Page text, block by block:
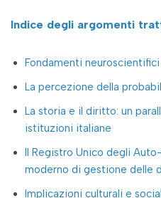
Indice degli argomenti
Fondamenti
La percezione della
La storia e il diritto: un
istituzioni italiane
Il Registro Unico degli
moderno di gestione delle
Implicazioni culturali e